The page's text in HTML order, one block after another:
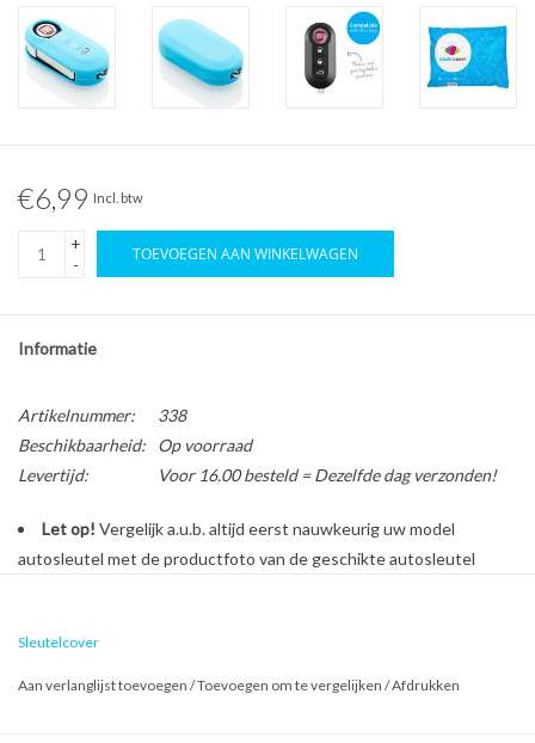
€6,99 Incl. btw
+
-
TOEVOEGEN AAN WINKELWAGEN
Informatie
Artikelnummer:
338
Beschikbaarheid:
Op voorraad
Levertijd:
Voor 16.00 besteld = Dezelfde dag verzonden!
Let op! Vergelijk a.u.b. altijd eerst nauwkeurig uw model
autosleutel met de productfoto van de geschikte autosleutel
Sleutelcover
Aan verlanglijst toevoegen /Toevoegen om te vergelijken /Afdrukken